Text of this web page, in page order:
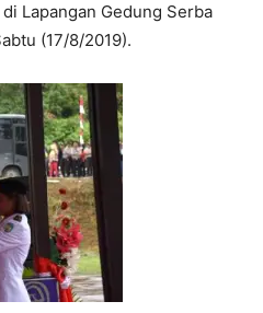
Lapangan Gedung Serba
(17/8/2019).